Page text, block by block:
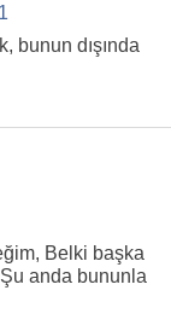
bunun dışında
Belki başka
Şu anda bununla